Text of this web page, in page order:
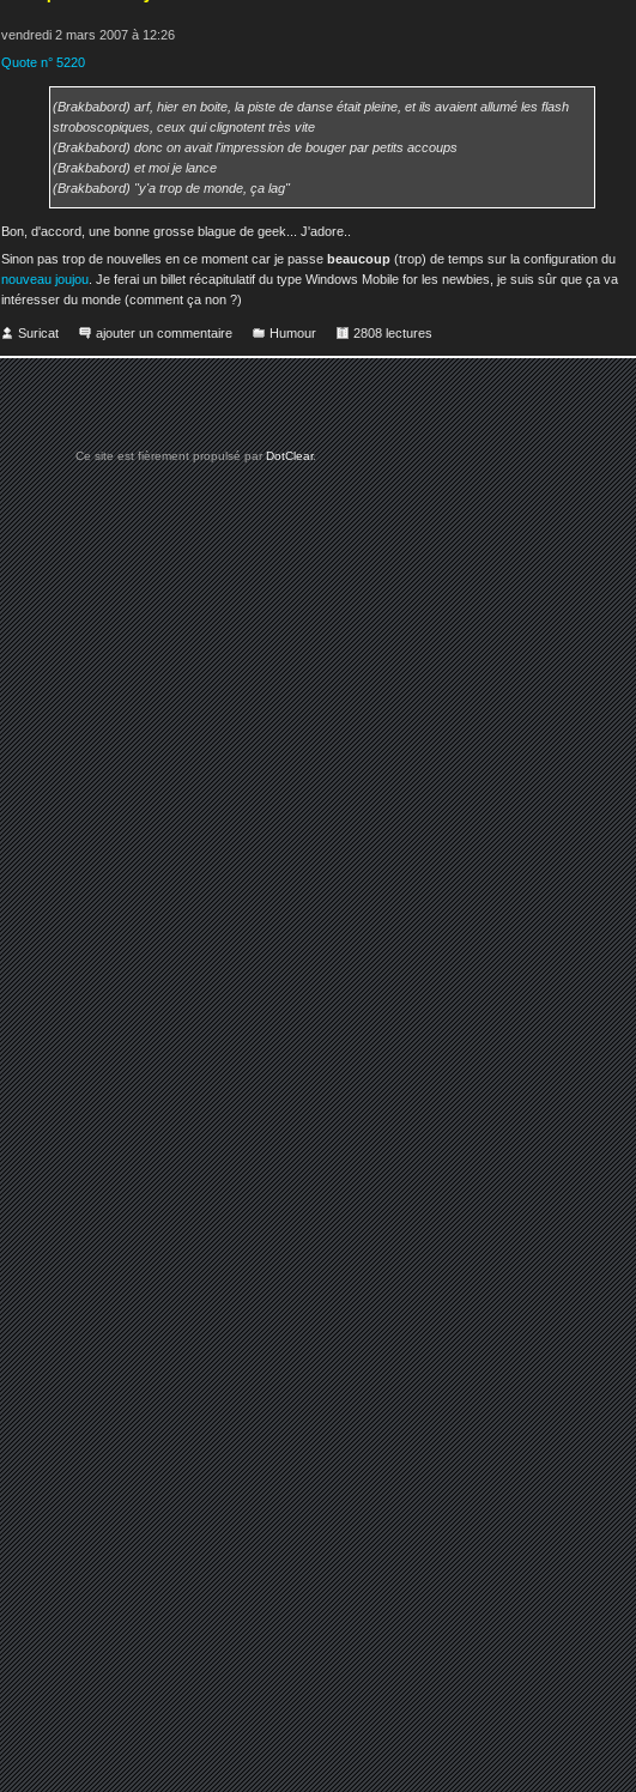
vendredi 2 mars 2007 à 12:26
Quote n° 5220
(Brakbabord) arf, hier en boite, la piste de danse était pleine, et ils avaient allumé les flash
stroboscopiques, ceux qui clignotent très vite
(Brakbabord) donc on avait l'impression de bouger par petits accoups
(Brakbabord) et moi je lance
(Brakbabord) "y'a trop de monde, ça lag"
Bon, d'accord, une bonne grosse blague de geek... J'adore..
Sinon pas trop de nouvelles en ce moment car je passe beaucoup (trop) de temps sur la configuration du
nouveau joujou . Je ferai un billet récapitulatif du type Windows Mobile for les newbies, je suis sûr que ça va
intéresser du monde (comment ça non ?)
Suricat ajouter un commentaire Humour 2808 lectures
Ce site est fièrement propulsé parDotClear.